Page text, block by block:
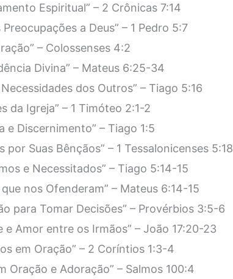
Espiritual” – 2 Crônicas 7:14
a Deus” – 1 Pedro 5:7
– Colossenses 4:2
Divina” – Mateus 6:25-34
dos Outros” – Tiago 5:16
da Igreja” – 1 Timóteo 2:1-2
e Discernimento” – Tiago 1:5
por Suas Bênçãos” – 1 Tessalonicenses 5:18
e Necessitados” – Tiago 5:14-15
nos Ofenderam” – Mateus 6:14-15
para Tomar Decisões” – Provérbios 3:5-6
e Amor entre os Irmãos” – João 17:20-23
em Oração” – 2 Coríntios 1:3-4
Oração e Adoração” – Salmos 100:4